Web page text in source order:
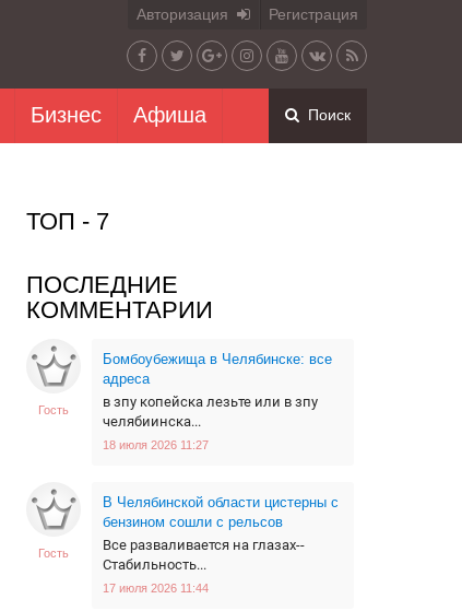
Авторизация Регистрация
Бизнес Афиша Поиск
ТОП - 7
ПОСЛЕДНИЕ
КОММЕНТАРИИ
Гость
Бомбоубежища в Челябинске: все
адреса
в зпу копейска лезьте или в зпу
челябиинска...
18 июля 2026 11:27
Гость
В Челябинской области цистерны с
бензином сошли с рельсов
Все разваливается на глазах--
Стабильность...
17 июля 2026 11:44